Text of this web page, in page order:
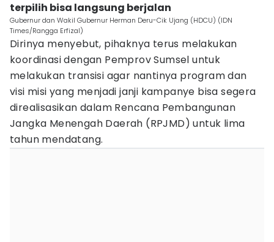
terpilih bisa langsung berjalan
Gubernur dan Wakil Gubernur Herman Deru-Cik Ujang (HDCU) (IDN
Times/Rangga Erfizal)
Dirinya menyebut, pihaknya terus melakukan
koordinasi dengan Pemprov Sumsel untuk
melakukan transisi agar nantinya program dan
visi misi yang menjadi janji kampanye bisa segera
direalisasikan dalam Rencana Pembangunan
Jangka Menengah Daerah (RPJMD) untuk lima
tahun mendatang.